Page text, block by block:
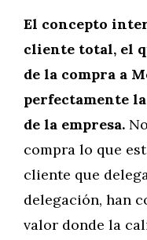
El concepto
cliente total, el
de la compra a
perfectamente
de la empresa.
compra lo que
cliente que
delegación, han
valor donde la